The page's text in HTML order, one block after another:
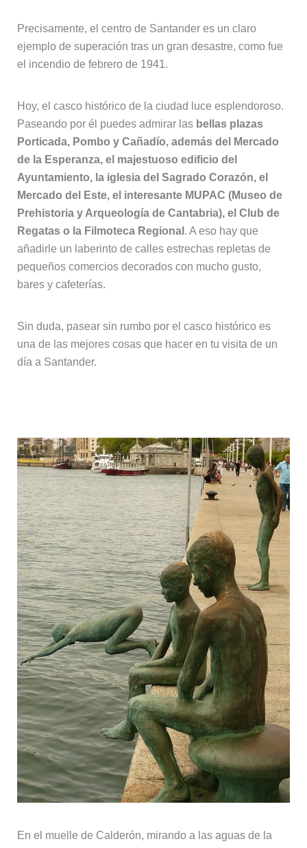
Precisamente, el centro de Santander es un claro
ejemplo de superación tras un gran desastre, como fue
el incendio de febrero de 1941.
Hoy, el casco histórico de la ciudad luce esplendoroso.
Paseando por él puedes admirar las bellas plazas
Porticada, Pombo y Cañadío, además del Mercado
de la Esperanza, el majestuoso edificio del
Ayuntamiento, la iglesia del Sagrado Corazón, el
Mercado del Este, el interesante MUPAC (Museo de
Prehistoria y Arqueología de Cantabria), el Club de
Regatas o la Filmoteca Regional . A eso hay que
añadirle un laberinto de calles estrechas repletas de
pequeños comercios decorados con mucho gusto,
bares y cafeterías.
Sin duda, pasear sin rumbo por el casco histórico es
una de las mejores cosas que hacer en tu visita de un
día a Santander.
En el muelle de Calderón, mirando a las aguas de la